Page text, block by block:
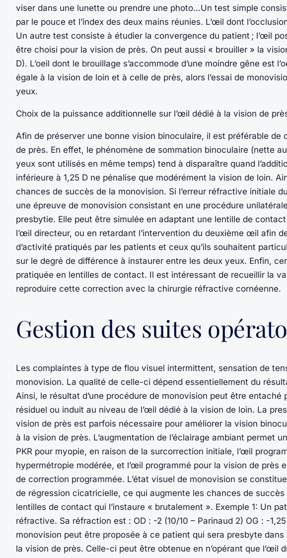
viser dans une lunette ou prendre une photo…Un test simple
par le pouce et l’index des deux mains réunies. L’œil dont
Un autre test consiste à étudier la convergence du patient ; l’œil
être choisi pour la vision de près. On peut aussi « brouiller » la
D). L’oeil dont le brouillage s’accommode d’une moindre gêne est
égale à la vision de loin et à celle de près, alors l’essai de
yeux.
Choix de la puissance additionnelle sur l’œil dédié à la vision de
Afin de préserver une bonne vision binoculaire, il est préférable
de près. En effet, le phénomène de sommation binoculaire (nette
yeux sont utilisés en même temps) tend à disparaître quand
inférieure à 1,25 D ne pénalise que modérément la vision de loin.
chances de succès de la monovision. Si l’erreur réfractive initiale
une épreuve de monovision consistant en une procédure
presbytie. Elle peut être simulée en adaptant une lentille de
l’œil directeur, ou en retardant l’intervention du deuxième œil afin
d’activité pratiqués par les patients et ceux qu’ils souhaitent
sur le degré de différence à instaurer entre les deux yeux. Enfin,
pratiquée en lentilles de contact. Il est intéressant de recueillir la
reproduire cette correction avec la chirurgie réfractive cornéenne.
Gestion des suites
Les complaintes à type de flou visuel intermittent, sensation de
monovision. La qualité de celle-ci dépend essentiellement du
Ainsi, le résultat d’une procédure de monovision peut être
résiduel ou induit au niveau de l’œil dédié à la vision de loin. La
vision de près est parfois nécessaire pour améliorer la vision
à la vision de près. L’augmentation de l’éclairage ambiant permet
PKR pour myopie, en raison de la surcorrection initiale, l’œil
hypermétropie modérée, et l’œil programmé pour la vision de près
de correction programmée. L’état visuel de monovision se
de régression cicatricielle, ce qui augmente les chances de
lentilles de contact qui l’instaure « brutalement ». Exemple 1: Un
réfractive. Sa réfraction est : OD : -2 (10/10 – Parinaud 2) OG : -
monovision peut être proposée à ce patient qui sera presbyte
la vision de près. Celle-ci peut être obtenue en n’opérant que l’œil